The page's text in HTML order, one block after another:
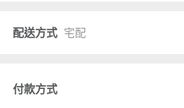
配送方式 宅配
付款方式